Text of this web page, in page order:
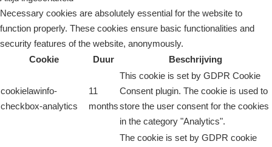
Necessary cookies are absolutely essential for the website to
function properly. These cookies ensure basic functionalities and
security features of the website, anonymously.
Cookie
Duur Beschrijving
cookielawinfo-
checkbox-analytics
11
months
This cookie is set by GDPR Cookie
Consent plugin. The cookie is used to
store the user consent for the cookies
in the category "Analytics".
The cookie is set by GDPR cookie